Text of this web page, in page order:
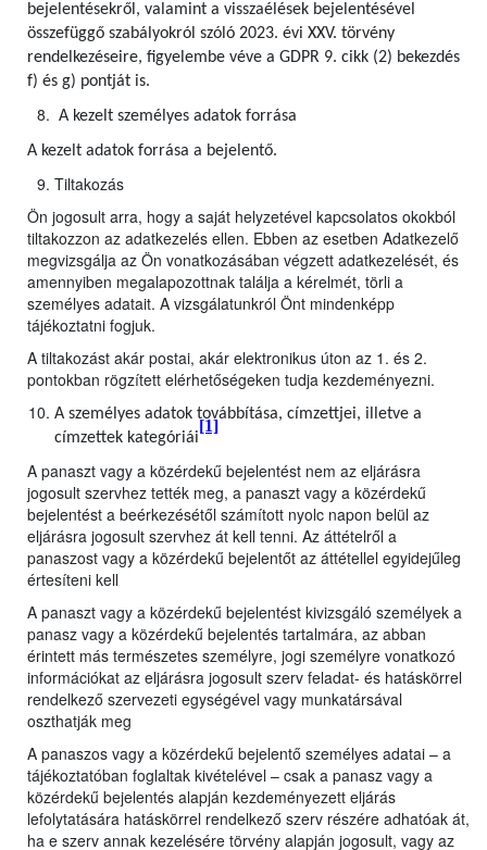
bejelentésekről, valamint a visszaélések bejelentésével
összefüggő szabályokról szóló 2023. évi XXV. törvény
rendelkezéseire, figyelembe véve a GDPR 9. cikk (2) bekezdés
f) és g) pontját is.
A kezelt személyes adatok forrása
A kezelt adatok forrása a bejelentő.
Tiltakozás
Ön jogosult arra, hogy a saját helyzetével kapcsolatos okokból
tiltakozzon az adatkezelés ellen. Ebben az esetben Adatkezelő
megvizsgálja az Ön vonatkozásában végzett adatkezelését, és
amennyiben megalapozottnak találja a kérelmét, törli a
személyes adatait. A vizsgálatunkról Önt mindenképp
tájékoztatni fogjuk.
A tiltakozást akár postai, akár elektronikus úton az 1. és 2.
pontokban rögzített elérhetőségeken tudja kezdeményezni.
A személyes adatok továbbítása, címzettjei, illetve a
címzettek kategóriái
[1]
A panaszt vagy a közérdekű bejelentést nem az eljárásra
jogosult szervhez tették meg, a panaszt vagy a közérdekű
bejelentést a beérkezésétől számított nyolc napon belül az
eljárásra jogosult szervhez át kell tenni. Az áttételről a
panaszost vagy a közérdekű bejelentőt az áttétellel egyidejűleg
értesíteni kell
A panaszt vagy a közérdekű bejelentést kivizsgáló személyek a
panasz vagy a közérdekű bejelentés tartalmára, az abban
érintett más természetes személyre, jogi személyre vonatkozó
információkat az eljárásra jogosult szerv feladat- és hatáskörrel
rendelkező szervezeti egységével vagy munkatársával
oszthatják meg
A panaszos vagy a közérdekű bejelentő személyes adatai – a
tájékoztatóban foglaltak kivételével – csak a panasz vagy a
közérdekű bejelentés alapján kezdeményezett eljárás
lefolytatására hatáskörrel rendelkező szerv részére adhatóak át,
ha e szerv annak kezelésére törvény alapján jogosult, vagy az